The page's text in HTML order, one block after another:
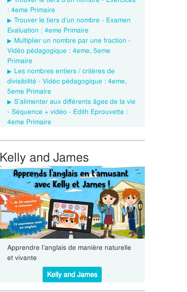
: 4eme Primaire
Trouver le tiers d’un nombre - Examen
Evaluation : 4eme Primaire
Multiplier un nombre par une fraction -
Vidéo pédagogique : 4eme, 5eme
Primaire
Les nombres entiers / critères de
divisibilité - Vidéo pédagogique : 4eme,
5eme Primaire
S’alimenter aux différents âges de la vie
- Séquence + vidéo - Edith Eprouvette :
4eme Primaire
Kelly and James
Apprendre l’anglais de manière naturelle
et vivante
Kelly and James